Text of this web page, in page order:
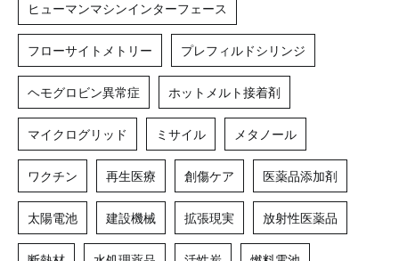
ヒューマンマシンインターフェース
フローサイトメトリー プレフィルドシリンジ
ヘモグロビン異常症 ホットメルト接着剤
マイクログリッド ミサイル メタノール
ワクチン 再生医療 創傷ケア 医薬品添加剤
太陽電池 建設機械 拡張現実 放射性医薬品